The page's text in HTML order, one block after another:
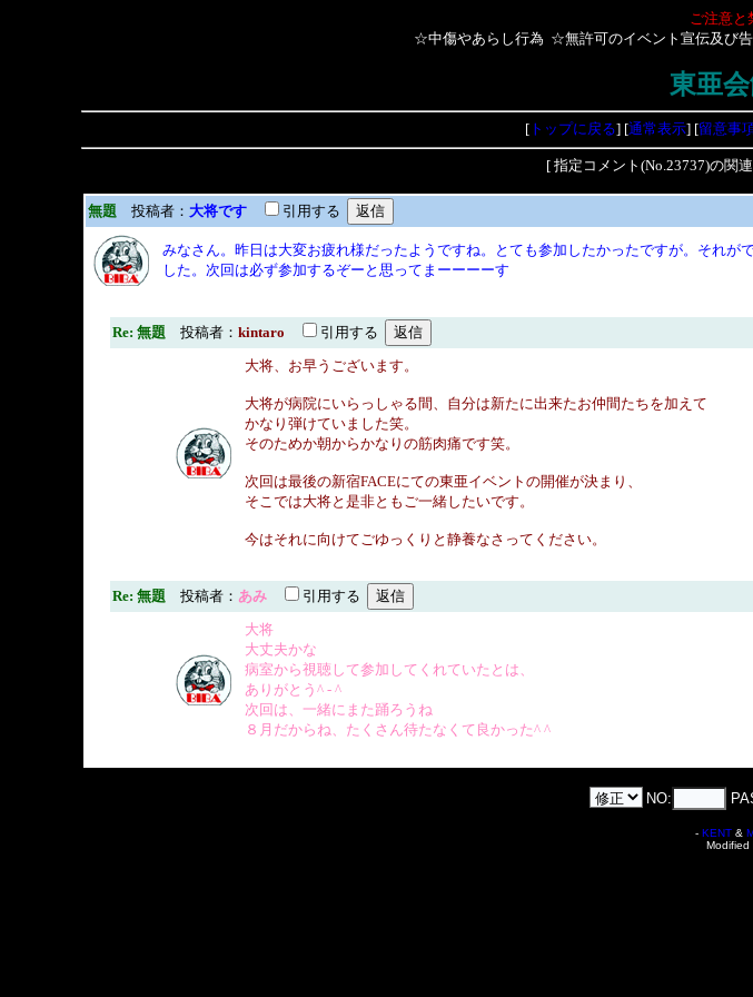
ご注意と
☆中傷やあらし行為 ☆無許可のイベント宣伝及び
東亜
[トップに戻る] [通常表示] [留意事
[ 指定コメント(No.23737)の関
無題 投稿者： 大将です 引用する
みなさん。昨日は大変お疲れ様だったようですね。とても参加したかったですが。それ
した。次回は必ず参加するぞーと思ってまーーーーす
Re: 無題
投稿者： kintaro
引用する
大将、お早うございます。
大将が病院にいらっしゃる間、自分は新たに出来たお仲間たちを加えて
かなり弾けていました笑。
そのためか朝からかなりの筋肉痛です笑。
次回は最後の新宿FACEにての東亜イベントの開催が決まり、
そこでは大将と是非ともご一緒したいです。
今はそれに向けてごゆっくりと静養なさってください。
Re: 無題
投稿者： あみ
引用する
大将
大丈夫かな
病室から視聴して参加してくれていたとは、
ありがとう^ - ^
次回は、一緒にまた踊ろうね
８月だからね、たくさん待たなくて良かった^ ^
NO:
- KENT &
Modified